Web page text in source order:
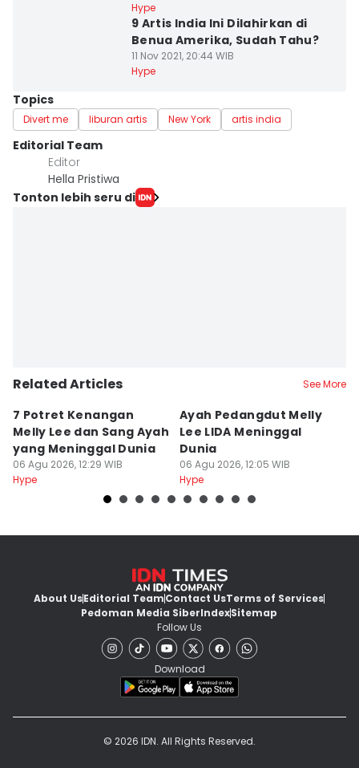
Hype
9 Artis India Ini Dilahirkan di
Benua Amerika, Sudah Tahu?
11 Nov 2021, 20:44 WIB
Hype
Topics
Divert me liburan artis New York artis india
Editorial Team
Editor
Hella Pristiwa
Tonton lebih seru di
Related Articles See More
7 Potret Kenangan
Melly Lee dan Sang Ayah
yang Meninggal Dunia
06 Agu 2026, 12:29 WIB
Hype
Ayah Pedangdut Melly
Lee LIDA Meninggal
Dunia
06 Agu 2026, 12:05 WIB
Hype
About UsEditorial TeamContact UsTerms of Services
Pedoman Media SiberIndexSitemap
Follow Us
Download
© 2026 IDN. All Rights Reserved.